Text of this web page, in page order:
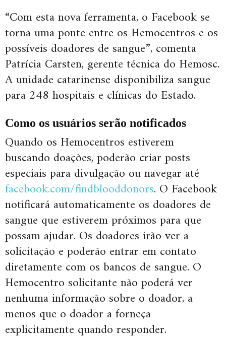
“Com esta nova ferramenta, o Facebook se
torna uma ponte entre os Hemocentros e os
possíveis doadores de sangue”, comenta
Patrícia Carsten, gerente técnica do Hemosc.
A unidade catarinense disponibiliza sangue
para 248 hospitais e clínicas do Estado.
Como os usuários serão notificados
Quando os Hemocentros estiverem
buscando doações, poderão criar posts
especiais para divulgação ou navegar até
facebook.com/findblooddonors. O Facebook
notificará automaticamente os doadores de
sangue que estiverem próximos para que
possam ajudar. Os doadores irão ver a
solicitação e poderão entrar em contato
diretamente com os bancos de sangue. O
Hemocentro solicitante não poderá ver
nenhuma informação sobre o doador, a
menos que o doador a forneça
explicitamente quando responder.